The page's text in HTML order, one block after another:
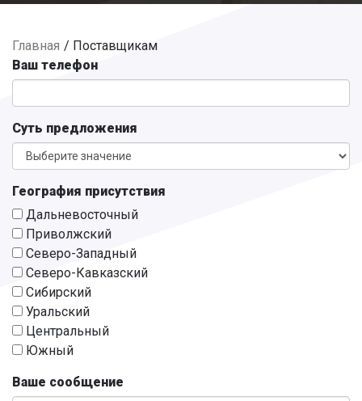
Главная
Поставщикам
Ваш телефон
Суть предложения
География присутствия
Дальневосточный
Приволжский
Северо-Западный
Северо-Кавказский
Сибирский
Уральский
Центральный
Южный
Ваше сообщение